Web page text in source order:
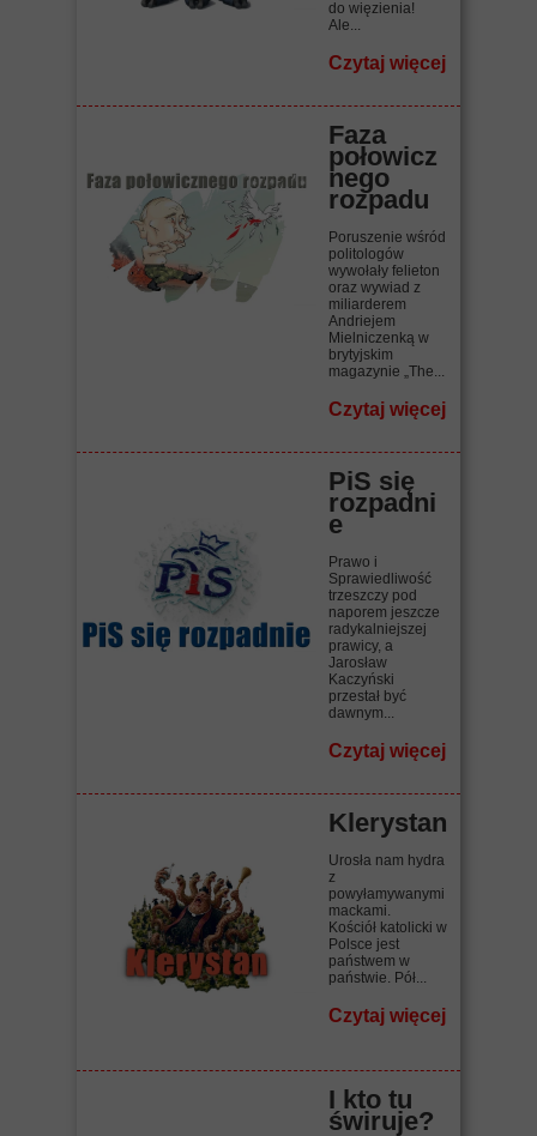
do więzienia!
Ale...
Czytaj więcej
Faza
połowicz
nego
rozpadu
Poruszenie wśród
politologów
wywołały felieton
oraz wywiad z
miliarderem
Andriejem
Mielniczenką w
brytyjskim
magazynie „The...
Czytaj więcej
PiS się
rozpadni
e
Prawo i
Sprawiedliwość
trzeszczy pod
naporem jeszcze
radykalniejszej
prawicy, a
Jarosław
Kaczyński
przestał być
dawnym...
Czytaj więcej
Klerystan
Urosła nam hydra
z
powyłamywanymi
mackami.
Kościół katolicki w
Polsce jest
państwem w
państwie. Pół...
Czytaj więcej
I kto tu
świruje?